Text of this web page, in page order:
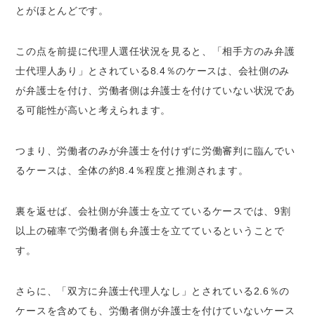
とがほとんどです。
この点を前提に代理人選任状況を見ると、「相手方のみ弁護
士代理人あり」とされている8.4％のケースは、会社側のみ
が弁護士を付け、労働者側は弁護士を付けていない状況であ
る可能性が高いと考えられます。
つまり、労働者のみが弁護士を付けずに労働審判に臨んでい
るケースは、全体の約8.4％程度と推測されます。
裏を返せば、会社側が弁護士を立てているケースでは、9割
以上の確率で労働者側も弁護士を立てているということで
す。
さらに、「双方に弁護士代理人なし」とされている2.6％の
ケースを含めても、労働者側が弁護士を付けていないケース